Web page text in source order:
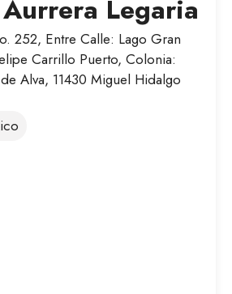
Legaria
252, Entre Calle: Lago Gran
Carrillo Puerto, Colonia:
Alva, 11430 Miguel Hidalgo